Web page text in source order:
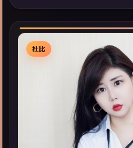
索同类型高分佳作，畅享高清
杜比